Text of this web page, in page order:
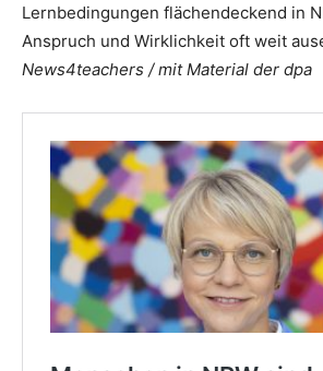
Lernbedingungen flächendeckend in
Anspruch und Wirklichkeit oft weit
News4teachers / mit Material der dpa